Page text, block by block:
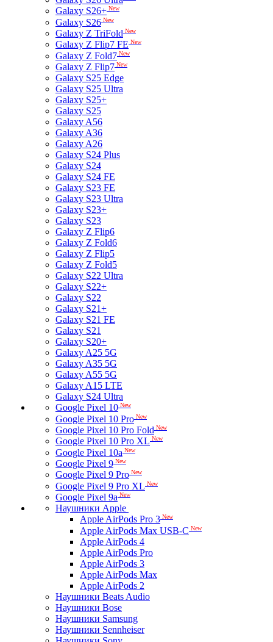
Galaxy S26+ New
Galaxy S26 New
Galaxy Z TriFold New
Galaxy Z Flip7 FE New
Galaxy Z Fold7 New
Galaxy Z Flip7 New
Galaxy S25 Edge
Galaxy S25 Ultra
Galaxy S25+
Galaxy S25
Galaxy A56
Galaxy A36
Galaxy A26
Galaxy S24 Plus
Galaxy S24
Galaxy S24 FE
Galaxy S23 FE
Galaxy S23 Ultra
Galaxy S23+
Galaxy S23
Galaxy Z Flip6
Galaxy Z Fold6
Galaxy Z Flip5
Galaxy Z Fold5
Galaxy S22 Ultra
Galaxy S22+
Galaxy S22
Galaxy S21+
Galaxy S21 FE
Galaxy S21
Galaxy S20+
Galaxy A25 5G
Galaxy A35 5G
Galaxy A55 5G
Galaxy A15 LTE
Galaxy S24 Ultra
Google Pixel 10 New
Google Pixel 10 Pro New
Google Pixel 10 Pro Fold New
Google Pixel 10 Pro XL New
Google Pixel 10a New
Google Pixel 9 New
Google Pixel 9 Pro New
Google Pixel 9 Pro XL New
Google Pixel 9a New
Наушники Apple
Apple AirPods Pro 3 New
Apple AirPods Max USB-C New
Apple AirPods 4
Apple AirPods Pro
Apple AirPods 3
Apple AirPods Max
Apple AirPods 2
Наушники Beats Audio
Наушники Bose
Наушники Samsung
Наушники Sennheiser